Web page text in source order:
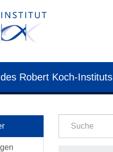
Robert Koch-Instituts